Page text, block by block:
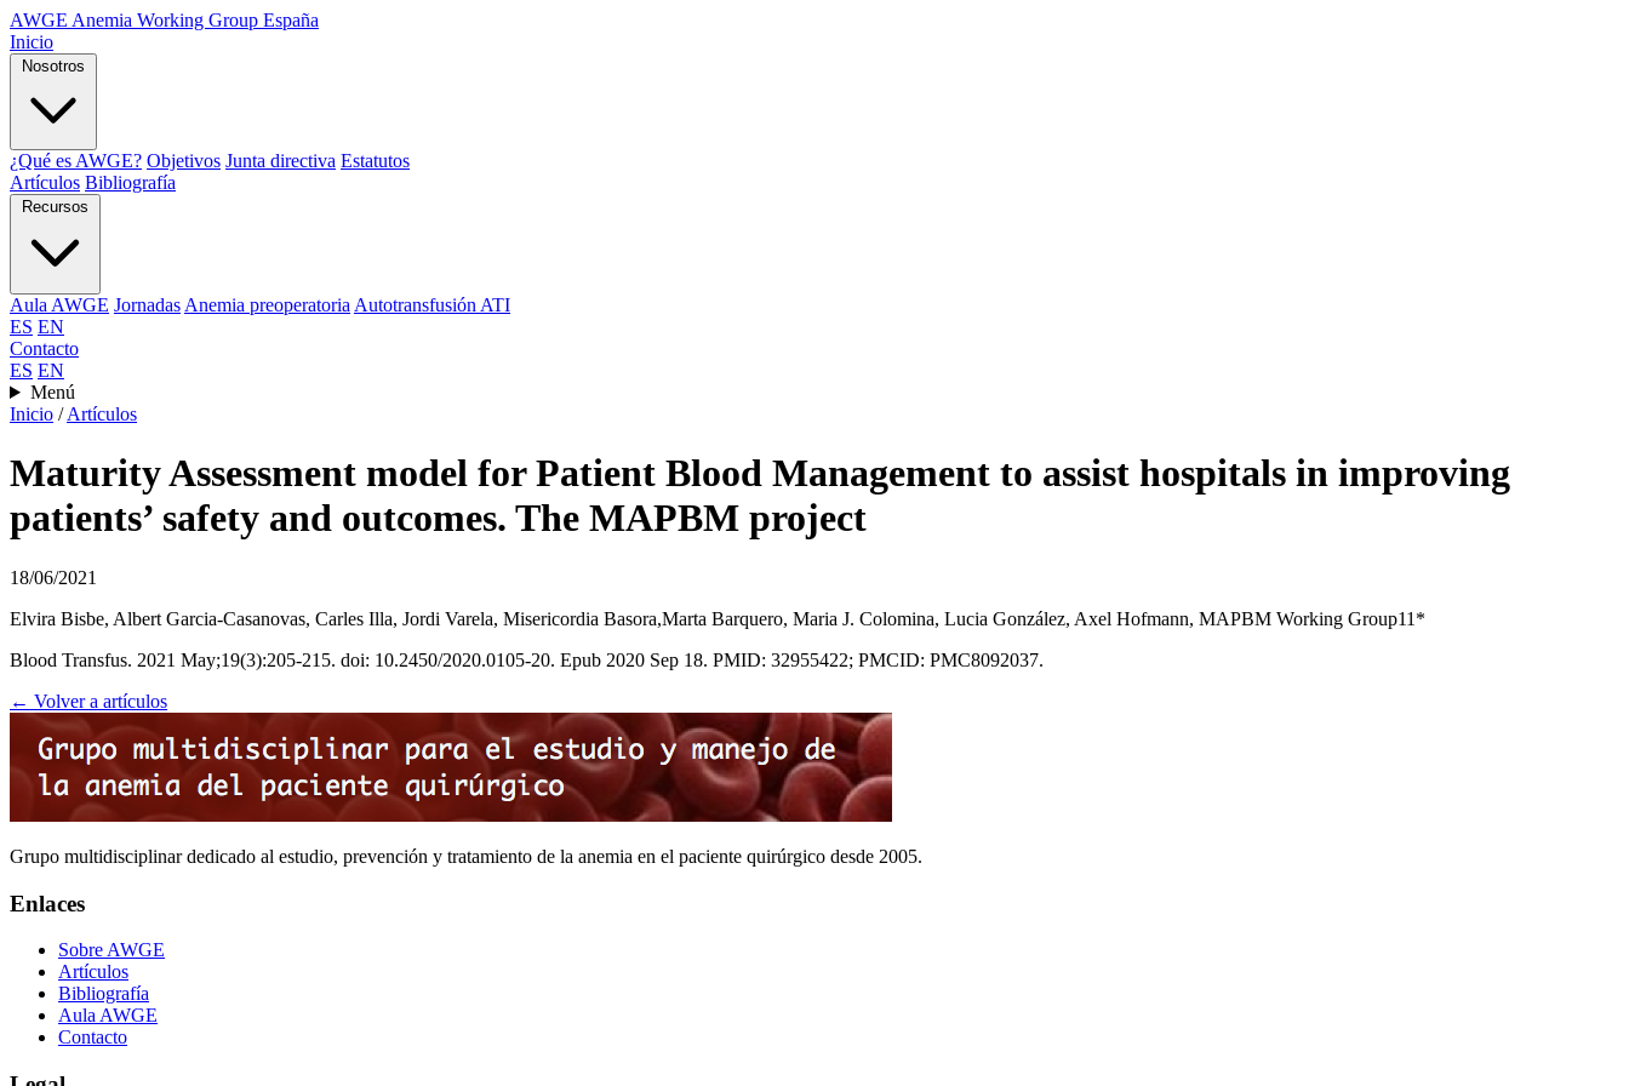
AWGE Anemia Working Group España
Inicio
Nosotros
¿Qué es AWGE? Objetivos Junta directiva Estatutos
Artículos Bibliografía
Recursos
Aula AWGE Jornadas Anemia preoperatoria Autotransfusión ATI
ES EN
Contacto
ES EN
Menú
Inicio / Artículos
Maturity Assessment model for Patient Blood Management to assist hospitals in improving
patients’ safety and outcomes. The MAPBM project
18/06/2021
Elvira Bisbe, Albert Garcia-Casanovas, Carles Illa, Jordi Varela, Misericordia Basora,Marta Barquero, Maria J. Colomina, Lucia González, Axel Hofmann, MAPBM Working Group11*
Blood Transfus. 2021 May;19(3):205-215. doi: 10.2450/2020.0105-20. Epub 2020 Sep 18. PMID: 32955422; PMCID: PMC8092037.
← Volver a artículos
Grupo multidisciplinar dedicado al estudio, prevención y tratamiento de la anemia en el paciente quirúrgico desde 2005.
Enlaces
Sobre AWGE
Artículos
Bibliografía
Aula AWGE
Contacto